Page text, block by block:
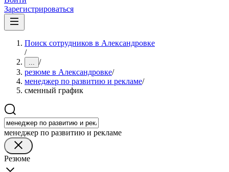
Зарегистрироваться
Поиск сотрудников в Александровке
/
... /
резюме в Александровке/
менеджер по развитию и рекламе/
сменный график
менеджер по развитию и рекламе
Резюме